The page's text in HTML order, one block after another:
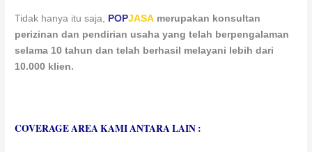
Tidak hanya itu saja, POPJASA merupakan konsultan
perizinan dan pendirian usaha yang telah berpengalaman
selama 10 tahun dan telah berhasil melayani lebih dari
10.000 klien.
COVERAGE AREA KAMI ANTARA LAIN :